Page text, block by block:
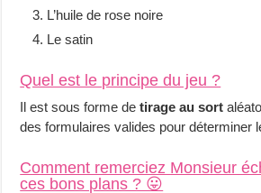
L’huile de rose noire
Le satin
Quel est le principe du jeu ?
Il est sous forme detirage au sort
des formulaires valides pour déterminer
Comment remerciez Monsieur
ces bons plans ? 😛